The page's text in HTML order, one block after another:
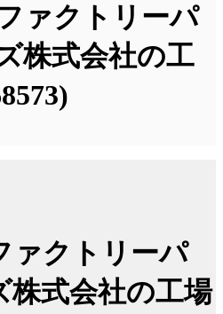
ァクトリーパ
株式会社の工
ァクトリーパ
株式会社の工場